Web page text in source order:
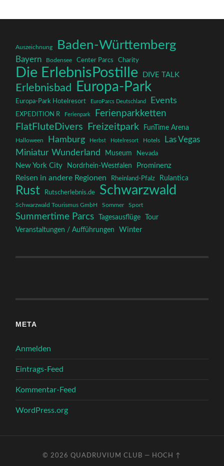
Auszeichnung Baden-Württemberg
Bayern Bodensee Center Parcs Charity
Die ErlebnisPostille DIVE TALK
Erlebnisbad Europa-Park
Europa-Park Hotelresort EuroParcs Deutschland Events
EXPEDITION R Ferienpark Ferienparkketten
FlatFluteDivers Freizeitpark FunTime Arena
Halloween Hamburg Herbst Hotelresort Hotels
Las Vegas
Miniatur Wunderland
Museum Nevada
New York City Nordrhein-Westfalen Prominenz
Reisen in andere Regionen Rheinland-Pfalz Rulantica
Rust Rutscherlebnis.de Schwarzwald
Schwarzwald Tourismus GmbH Sommer Sport
Summertime Parcs Tagesausflüge
Tour
Veranstaltungen / Aufführungen
Winter
META
Anmelden
Eintrags-Feed
Kommentar-Feed
WordPress.org
© 2026QUADRUVIUM CLUB — HOCH ↑